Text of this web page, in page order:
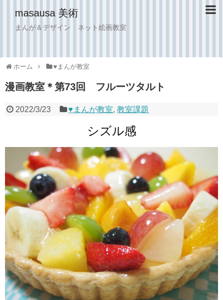
masausa 美術
まんが＆デザイン ネット絵画教室
ホーム ♥︎まんが教室
漫画教室＊第73回 フルーツタルト
2022/3/23 ♥︎まんが教室,教室課題
シズル感